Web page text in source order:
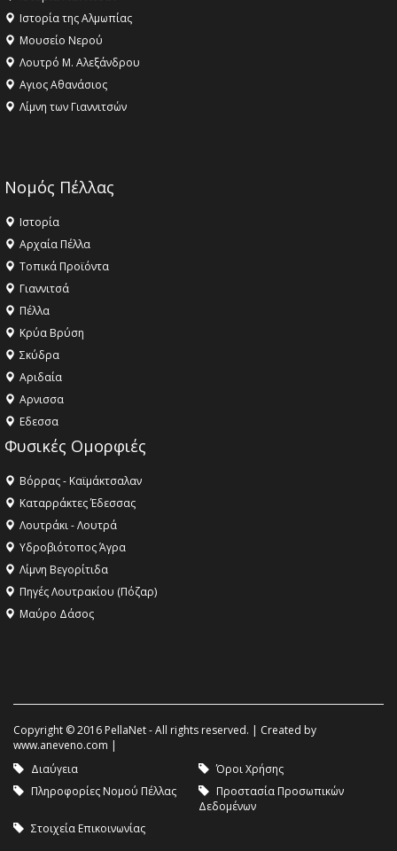
Ιστορία της Αλμωπίας
Μουσείο Νερού
Λουτρό Μ. Αλεξάνδρου
Αγιος Αθανάσιος
Λίμνη των Γιαννιτσών
Νομός Πέλλας
Ιστορία
Αρχαία Πέλλα
Τοπικά Προϊόντα
Γιαννιτσά
Πέλλα
Κρύα Βρύση
Σκύδρα
Αριδαία
Aρνισσα
Eδεσσα
Φυσικές Ομορφιές
Βόρρας - Καϊμάκτσαλαν
Καταρράκτες Έδεσσας
Λουτράκι - Λουτρά
Υδροβιότοπος Άγρα
Λίμνη Βεγορίτιδα
Πηγές Λουτρακίου (Πόζαρ)
Μαύρο Δάσος
Copyright © 2016 PellaNet - All rights reserved. | Created by
www.aneveno.com |
Διαύγεια
Όροι Χρήσης
Πληροφορίες Νομού Πέλλας
Προστασία Προσωπικών
Δεδομένων
Στοιχεία Επικοινωνίας